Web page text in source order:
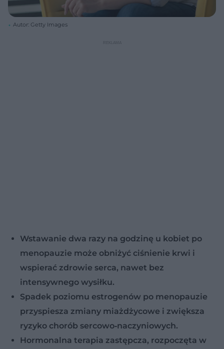
Autor: Getty Images
Wstawanie dwa razy na godzinę u kobiet po
menopauzie może obniżyć ciśnienie krwi i
wspierać zdrowie serca, nawet bez
intensywnego wysiłku.
Spadek poziomu estrogenów po menopauzie
przyspiesza zmiany miażdżycowe i zwiększa
ryzyko chorób sercowo‑naczyniowych.
Hormonalna terapia zastępcza, rozpoczęta w